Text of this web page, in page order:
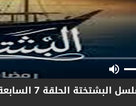
الحلقة 7 السابعة